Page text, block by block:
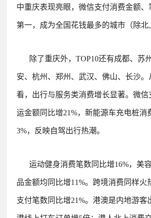
中重庆表现亮眼，微信支付消费金额、
第一，成为全国花钱最多的城市（除北
除了重庆外，TOP10还有成都、苏
安、杭州、郑州、武汉、佛山、长沙。
看，出行与服务类消费增长显著。微信
运金额同比增21%，新能源车充电桩消
3%，反映自驾出行热潮。
运动健身消费笔数同比增16%，美
品金额均同比增11%。 跨境消费同样火
支付笔数同比增21%。港澳是内地游客